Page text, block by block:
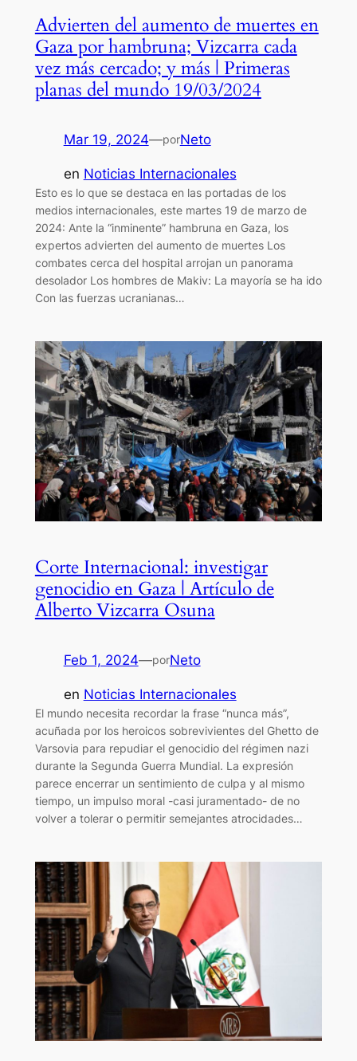
Advierten del aumento de muertes en
Gaza por hambruna; Vizcarra cada
vez más cercado; y más | Primeras
planas del mundo 19/03/2024
Mar 19, 2024—porNeto
en Noticias Internacionales
Esto es lo que se destaca en las portadas de los
medios internacionales, este martes 19 de marzo de
2024: Ante la “inminente” hambruna en Gaza, los
expertos advierten del aumento de muertes Los
combates cerca del hospital arrojan un panorama
desolador Los hombres de Makiv: La mayoría se ha ido
Con las fuerzas ucranianas…
Corte Internacional: investigar
genocidio en Gaza | Artículo de
Alberto Vizcarra Osuna
Feb 1, 2024—porNeto
en Noticias Internacionales
El mundo necesita recordar la frase “nunca más”,
acuñada por los heroicos sobrevivientes del Ghetto de
Varsovia para repudiar el genocidio del régimen nazi
durante la Segunda Guerra Mundial. La expresión
parece encerrar un sentimiento de culpa y al mismo
tiempo, un impulso moral -casi juramentado- de no
volver a tolerar o permitir semejantes atrocidades…